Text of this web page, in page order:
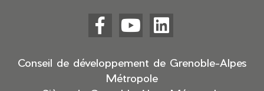
Facebook
fenêtre)
 YouTube
fenêtre)
 LinkedIn
fenêtre)

Conseil de développement de Grenoble-Alpes
Métropole